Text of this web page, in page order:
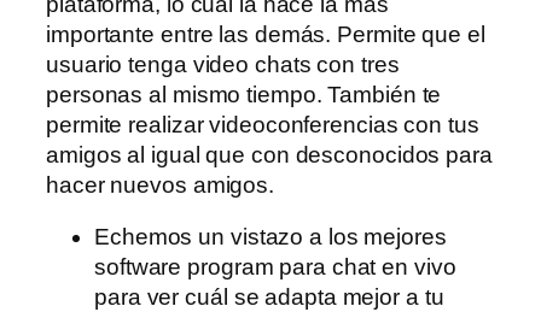
importante entre las demás. Permite que el
usuario tenga video chats con tres
personas al mismo tiempo. También te
permite realizar videoconferencias con tus
amigos al igual que con desconocidos para
hacer nuevos amigos.
Echemos un vistazo a los mejores
software program para chat en vivo
para ver cuál se adapta mejor a tu